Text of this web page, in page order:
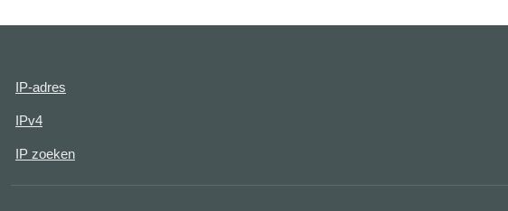
IP-adres
IPv4
IP zoeken